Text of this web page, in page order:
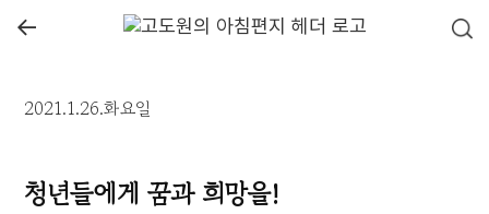
←
2021.1.26.화요일
청년들에게 꿈과 희망을!